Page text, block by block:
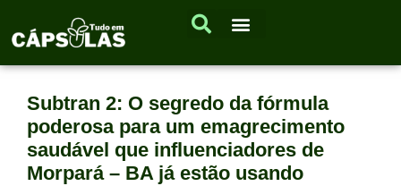
Subtran 2: O segredo da fórmula
poderosa para um emagrecimento
saudável que influenciadores de
Morpará – BA já estão usando